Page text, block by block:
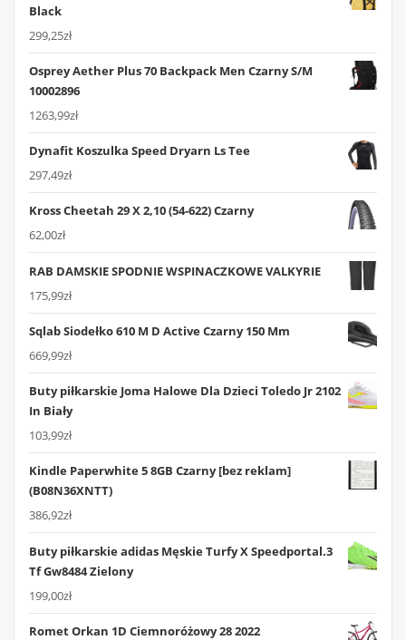
Black
299,25zł
Osprey Aether Plus 70 Backpack Men Czarny S/M
10002896
1263,99zł
Dynafit Koszulka Speed Dryarn Ls Tee
297,49zł
Kross Cheetah 29 X 2,10 (54-622) Czarny
62,00zł
RAB DAMSKIE SPODNIE WSPINACZKOWE VALKYRIE
175,99zł
Sqlab Siodełko 610 M D Active Czarny 150 Mm
669,99zł
Buty piłkarskie Joma Halowe Dla Dzieci Toledo Jr 2102
In Biały
103,99zł
Kindle Paperwhite 5 8GB Czarny [bez reklam]
(B08N36XNTT)
386,92zł
Buty piłkarskie adidas Męskie Turfy X Speedportal.3
Tf Gw8484 Zielony
199,00zł
Romet Orkan 1D Ciemnoróżowy 28 2022